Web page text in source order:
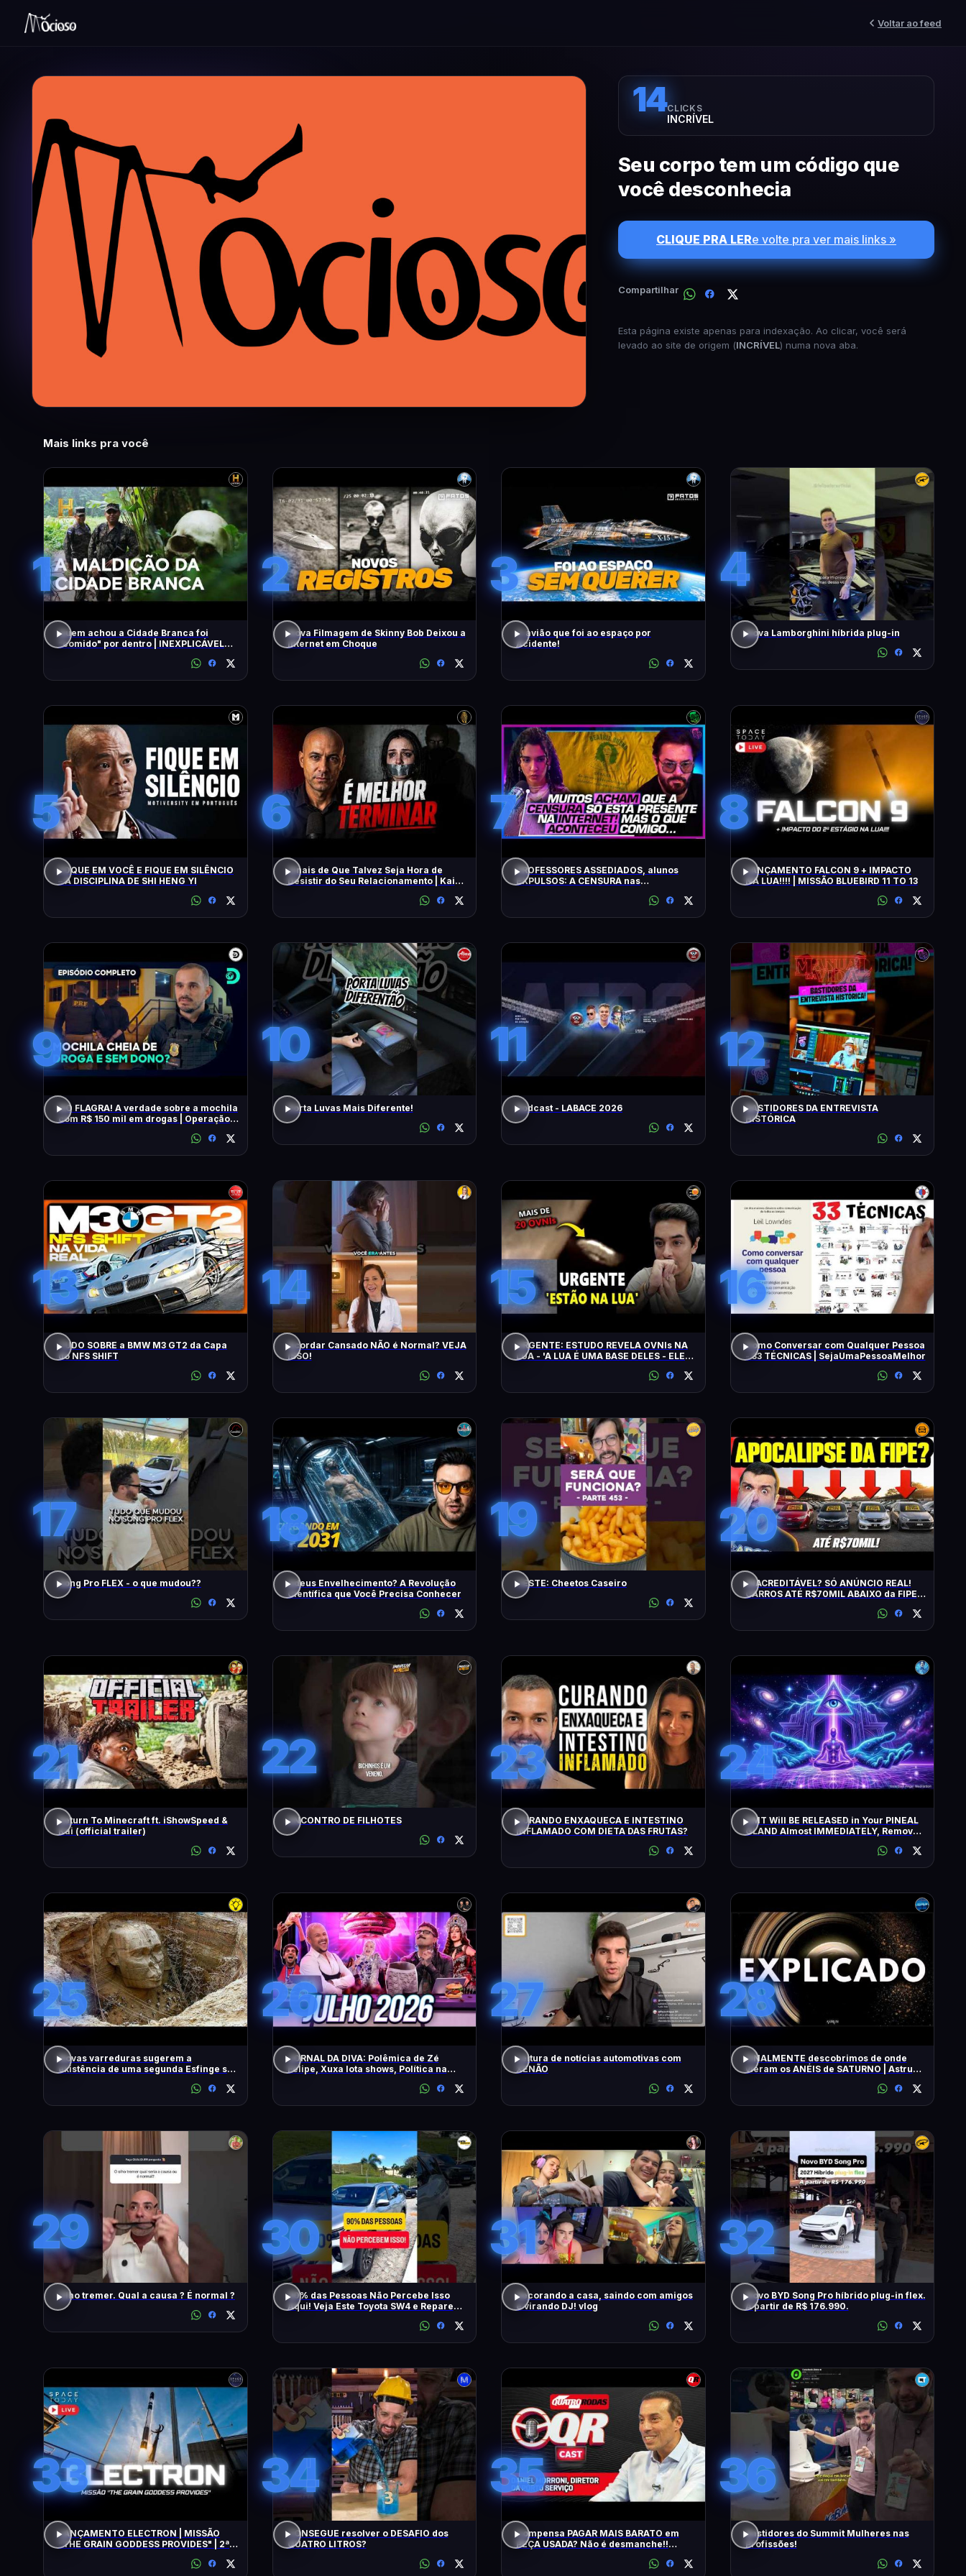
Voltar ao feed
14CLICKS
INCRÍVEL
Seu corpo tem um código que
você desconhecia
CLIQUE PRA LERe volte pra ver mais links »
Compartilhar
Esta página existe apenas para indexação. Ao clicar, você será
levado ao site de origem (INCRÍVEL) numa nova aba.
Mais links pra você
1
Quem achou a Cidade Branca foi
"comido" por dentro | INEXPLICÁVEL
2
Nova Filmagem de Skinny Bob Deixou a
Internet em Choque
3
O avião que foi ao espaço por
Acidente!
4
Nova Lamborghini híbrida plug-in
5
FOQUE EM VOCÊ E FIQUE EM SILÊNCIO
– A DISCIPLINA DE SHI HENG YI
6
Sinais de Que Talvez Seja Hora de
Desistir do Seu Relacionamento | Kaio
7
PROFESSORES ASSEDIADOS, alunos
EXPULSOS: A CENSURA nas
8
LANÇAMENTO FALCON 9 + IMPACTO
NA LUA!!!! | MISSÃO BLUEBIRD 11 TO 13
9
NO FLAGRA! A verdade sobre a mochila
com R$ 150 mil em drogas | Operação
10
Porta Luvas Mais Diferente!
11
Podcast - LABACE 2026
12
BASTIDORES DA ENTREVISTA
HISTÓRICA
13
TUDO SOBRE a BMW M3 GT2 da Capa
do NFS SHIFT
14
Acordar Cansado NÃO é Normal? VEJA
ISSO!
15
URGENTE: ESTUDO REVELA OVNIs NA
LUA - 'A LUA É UMA BASE DELES - ELES
16
Como Conversar com Qualquer Pessoa
- 33 TÉCNICAS | SejaUmaPessoaMelhor
17
Song Pro FLEX - o que mudou??
18
Adeus Envelhecimento? A Revolução
Científica que Você Precisa Conhecer
19
TESTE: Cheetos Caseiro
20
INACREDITÁVEL? SÓ ANÚNCIO REAL!
CARROS ATÉ R$70MIL ABAIXO da FIPE:
21
Return To Minecraft ft. iShowSpeed &
Kai (official trailer)
22
ENCONTRO DE FILHOTES
23
CURANDO ENXAQUECA E INTESTINO
INFLAMADO COM DIETA DAS FRUTAS?
24
DMT Will BE RELEASED in Your PINEAL
GLAND Almost IMMEDIATELY, Remove
25
Novas varreduras sugerem a
existência de uma segunda Esfinge sob
26
JORNAL DA DIVA: Polêmica de Zé
Felipe, Xuxa lota shows, Política na
27
Leitura de notícias automotivas com
XENÃO
28
FINALMENTE descobrimos de onde
vieram os ANÉIS de SATURNO | Astrum
29
Olho tremer. Qual a causa ? É normal ?
30
90% das Pessoas Não Percebe Isso
Aqui! Veja Este Toyota SW4 e Repare
31
decorando a casa, saindo com amigos
e virando DJ! vlog
32
Novo BYD Song Pro híbrido plug-in flex.
A partir de R$ 176.990.
33
LANÇAMENTO ELECTRON | MISSÃO
"THE GRAIN GODDESS PROVIDES" | 2ª
34
CONSEGUE resolver o DESAFIO dos
QUATRO LITROS?
35
Compensa PAGAR MAIS BARATO em
PEÇA USADA? Não é desmanche!!
36
Bastidores do Summit Mulheres nas
Profissões!